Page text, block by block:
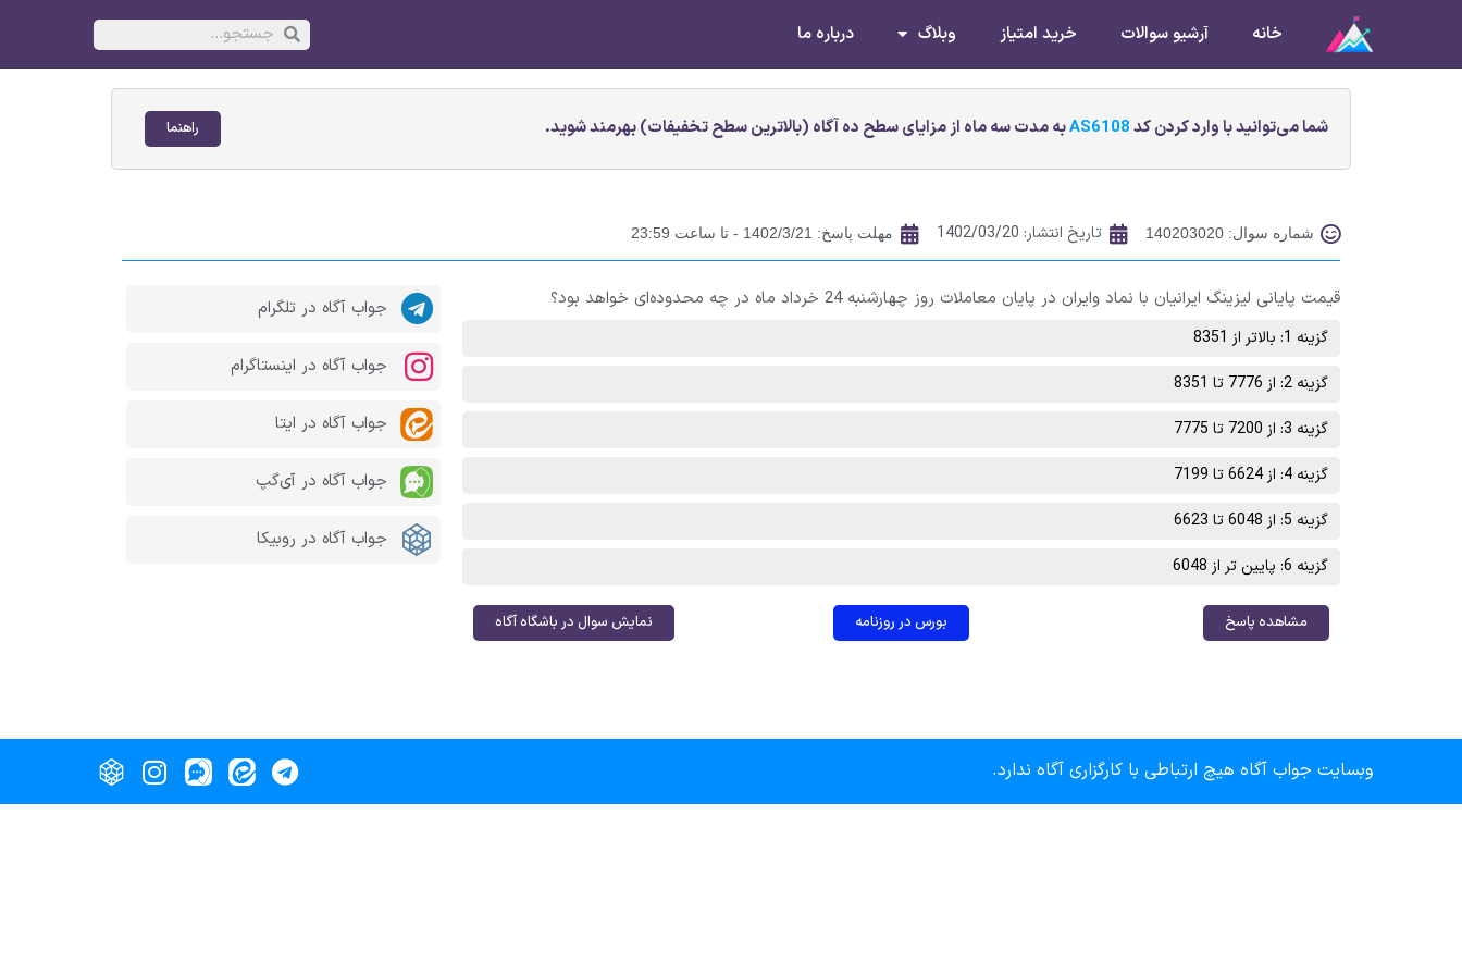
خانه آرشیو سوالات خرید امتیاز وبلاگ درباره ما
شما می‌توانید با وارد کردن کدAS6108به مدت سه ماه از مزایای سطح ده آگاه (بالاترین سطح تخفیفات) بهرمند شوید. راهنما
شماره سوال: 140203020 تاریخ انتشار: 1402/03/20 مهلت پاسخ: 1402/3/21 - تا ساعت 23:59
قیمت پایانی ليزينگ ايرانيان با نماد وایران در پایان معاملات روز چهارشنبه 24 خرداد ماه در چه محدوده‌ای خواهد بود؟
گزینه 1: بالاتر از 8351
گزینه 2: از 7776 تا 8351
گزینه 3: از 7200 تا 7775
گزینه 4: از 6624 تا 7199
گزینه 5: از 6048 تا 6623
گزینه 6: پایین تر از 6048
مشاهده پاسخ بورس در روزنامه نمایش سوال در باشگاه آگاه
جواب آگاه در تلگرام
جواب آگاه در اینستاگرام
جواب آگاه در ایتا
جواب آگاه در آی‌گپ
جواب آگاه در روبیکا
وبسایت جواب آگاه هیچ ارتباطی با کارگزاری آگاه ندارد.